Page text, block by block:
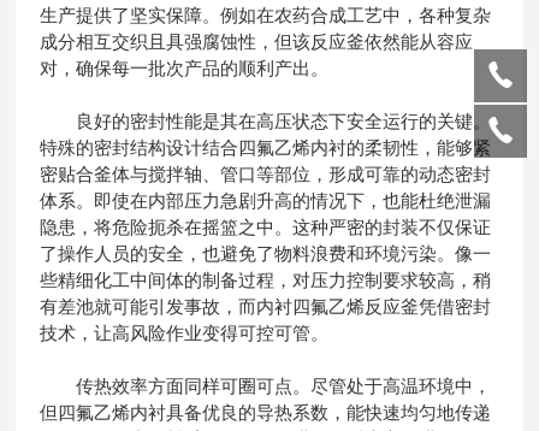
生产提供了坚实保障。例如在农药合成工艺中，各种复杂
成分相互交织且具强腐蚀性，但该反应釜依然能从容应
对，确保每一批次产品的顺利产出。
良好的密封性能是其在高压状态下安全运行的关键。
特殊的密封结构设计结合四氟乙烯内衬的柔韧性，能够紧
密贴合釜体与搅拌轴、管口等部位，形成可靠的动态密封
体系。即使在内部压力急剧升高的情况下，也能杜绝泄漏
隐患，将危险扼杀在摇篮之中。这种严密的封装不仅保证
了操作人员的安全，也避免了物料浪费和环境污染。像一
些精细化工中间体的制备过程，对压力控制要求较高，稍
有差池就可能引发事故，而内衬四氟乙烯反应釜凭借密封
技术，让高风险作业变得可控可管。
传热效率方面同样可圈可点。尽管处于高温环境中，
但四氟乙烯内衬具备优良的导热系数，能快速均匀地传递